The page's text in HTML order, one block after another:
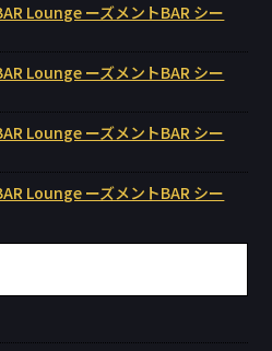
Lounge ーズメントBAR シー
Lounge ーズメントBAR シー
Lounge ーズメントBAR シー
Lounge ーズメントBAR シー